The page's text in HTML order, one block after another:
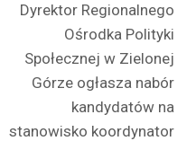
Dyrektor Regionalnego
Ośrodka Polityki
Społecznej w Zielonej
Górze ogłasza nabór
kandydatów na
stanowisko koordynator